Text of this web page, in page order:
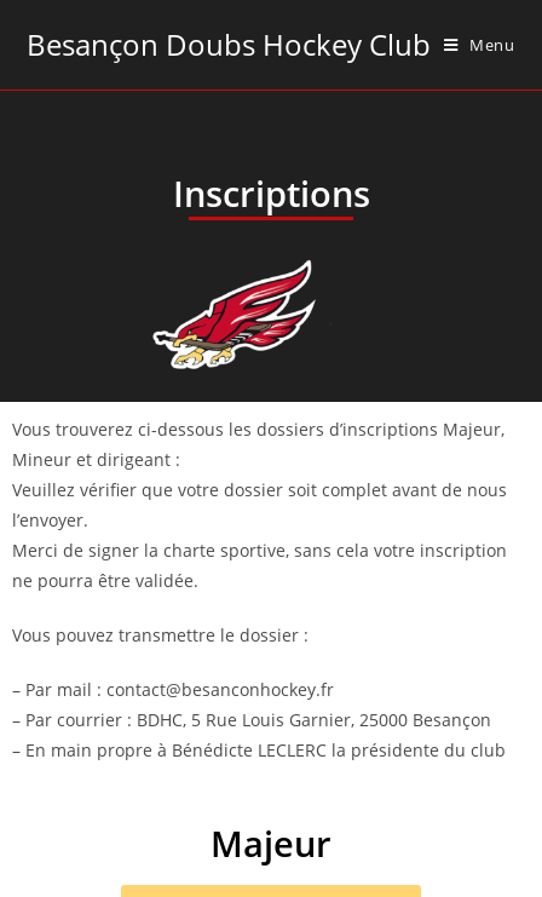
Besançon Doubs Hockey Club Menu
Inscriptions
Vous trouverez ci-dessous les dossiers d’inscriptions Majeur,
Mineur et dirigeant :
Veuillez vérifier que votre dossier soit complet avant de nous
l’envoyer.
Merci de signer la charte sportive, sans cela votre inscription
ne pourra être validée.
Vous pouvez transmettre le dossier :
– Par mail : contact@besanconhockey.fr
– Par courrier : BDHC, 5 Rue Louis Garnier, 25000 Besançon
– En main propre à Bénédicte LECLERC la présidente du club​
Majeur